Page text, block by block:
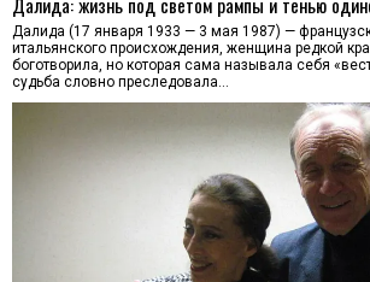
Далида (17 января 1933 — 3 мая 1987) —
итальянского происхождения, женщина редкой
боготворила, но которая сама называла себя
судьба словно преследовала…